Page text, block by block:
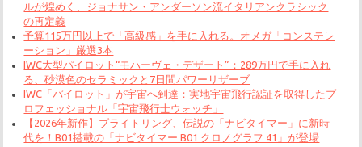
ルが煌めく、ジョナサン・アンダーソン流イタリアンクラシック
の再定義
予算115万円以上で「高級感」を手に入れる。オメガ「コンステレ
ーション」厳選3本
IWC大型パイロット“モハーヴェ・デザート”：289万円で手に入れ
る、砂漠色のセラミックと7日間パワーリザーブ
IWC「パイロット」が宇宙へ到達：実地宇宙飛行認証を取得したプ
ロフェッショナル「宇宙飛行士ウォッチ」
【2026年新作】ブライトリング、伝説の「ナビタイマー」に新時
代を！B01搭載の「ナビタイマー B01 クロノグラフ 41」が登場